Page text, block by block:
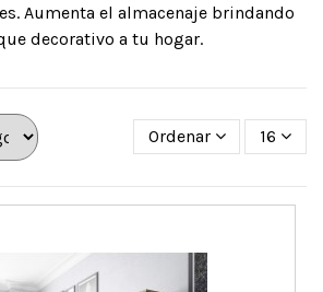
Aumenta el almacenaje brindando
decorativo a tu hogar.
Ordenar 16